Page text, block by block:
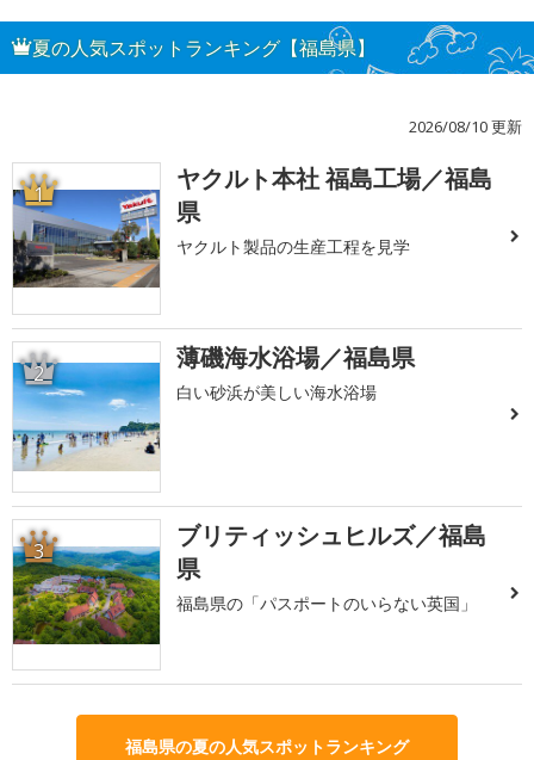
夏の人気スポットランキング【福島県】
2026/08/10 更新
1
ヤクルト本社 福島工場／福島
県
ヤクルト製品の生産工程を見学
2 薄磯海水浴場／福島県
白い砂浜が美しい海水浴場
3
ブリティッシュヒルズ／福島
県
福島県の「パスポートのいらない英国」
福島県の夏の人気スポットランキング